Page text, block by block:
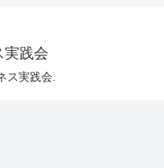
実践会
ス実践会.